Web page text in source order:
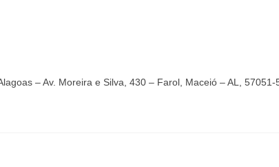
– Av. Moreira e Silva, 430 – Farol, Maceió – AL, 57051-